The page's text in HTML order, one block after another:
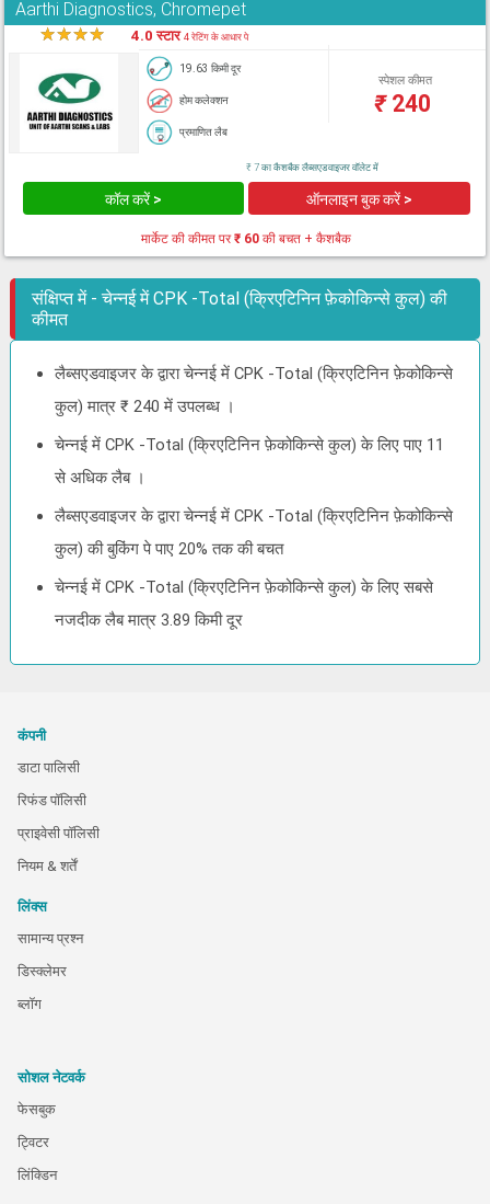
Aarthi Diagnostics, Chromepet
★★★★ 4.0 स्टार4 रेटिंग के आधार पे
19.63 किमी दूर
होम कलेक्शन
प्रमाणित लैब
स्पेशल कीमत
₹240
₹ 7 का कैशबैक लैब्सएडवाइजर वॉलेट में
कॉल करें > ऑनलाइन बुक करें >
मार्केट की कीमत पर₹ 60 की बचत + कैशबैक
संक्षिप्त में - चेन्नई में CPK -Total (क्रिएटिनिन फ़ेकोकिन्से कुल) की
कीमत
लैब्सएडवाइजर के द्वारा चेन्नई में CPK -Total (क्रिएटिनिन फ़ेकोकिन्से
कुल) मात्र ₹ 240 में उपलब्ध ।
चेन्नई में CPK -Total (क्रिएटिनिन फ़ेकोकिन्से कुल) के लिए पाए 11
से अधिक लैब ।
लैब्सएडवाइजर के द्वारा चेन्नई में CPK -Total (क्रिएटिनिन फ़ेकोकिन्से
कुल) की बुकिंग पे पाए 20% तक की बचत
चेन्नई में CPK -Total (क्रिएटिनिन फ़ेकोकिन्से कुल) के लिए सबसे
नजदीक लैब मात्र 3.89 किमी दूर
कंपनी
डाटा पालिसी
रिफंड पॉलिसी
प्राइवेसी पॉलिसी
नियम & शर्तें
लिंक्स
सामान्य प्रश्न
डिस्क्लेमर
ब्लॉग
सोशल नेटवर्क
फेसबुक
ट्विटर
लिंक्डिन